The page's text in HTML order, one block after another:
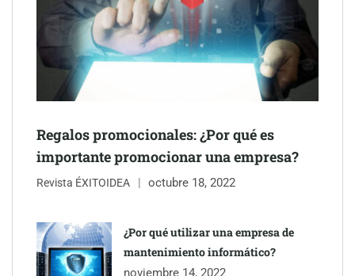
Schaeffler mejora su rentabilidad en el primer semestre de 2026
Regalos promocionales: ¿Por qué es
importante promocionar una empresa?
Revista ÉXITOIDEA octubre 18, 2022
¿Por qué utilizar una empresa de
mantenimiento informático?
noviembre 14, 2022